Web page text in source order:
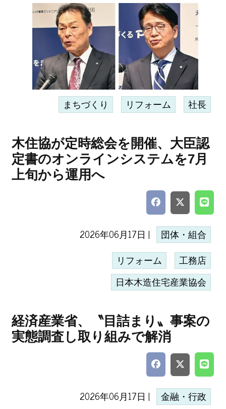
まちづくり リフォーム 社長
木住協が定時総会を開催、大臣認
定書のオンラインシステムを7月
上旬から運用へ
2026年06月17日 | 団体・組合
リフォーム 工務店
日本木造住宅産業協会
経済産業省、〝目詰まり〟事案の
実態調査し取り組みで解消
2026年06月17日 | 金融・行政